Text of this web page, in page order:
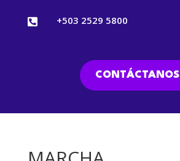
 +503 2529 5800
CONTÁCTANOS